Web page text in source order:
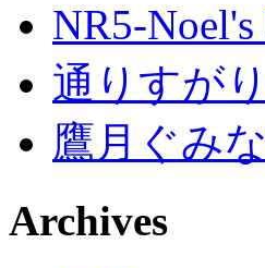
NR5-
通りすが
鷹月ぐみ
Archives